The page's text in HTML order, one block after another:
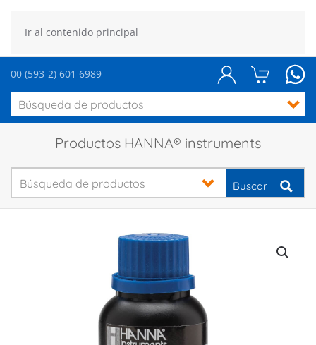
Ir al contenido principal
00 (593-2) 601 6989
Productos HANNA® instruments
Buscar